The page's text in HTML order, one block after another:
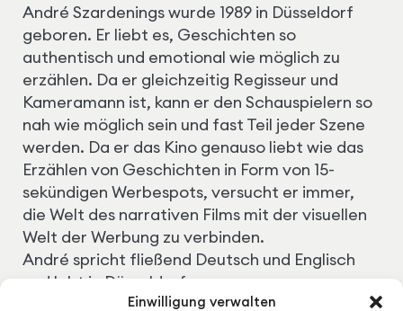
Einwilligung verwalten
André Szardenings wurde 1989 in Düsseldorf
geboren. Er liebt es, Geschichten so
authentisch und emotional wie möglich zu
erzählen. Da er gleichzeitig Regisseur und
Kameramann ist, kann er den Schauspielern so
nah wie möglich sein und fast Teil jeder Szene
werden. Da er das Kino genauso liebt wie das
Erzählen von Geschichten in Form von 15-
sekündigen Werbespots, versucht er immer,
die Welt des narrativen Films mit der visuellen
Welt der Werbung zu verbinden.
André spricht fließend Deutsch und Englisch
und lebt in Düsseldorf.